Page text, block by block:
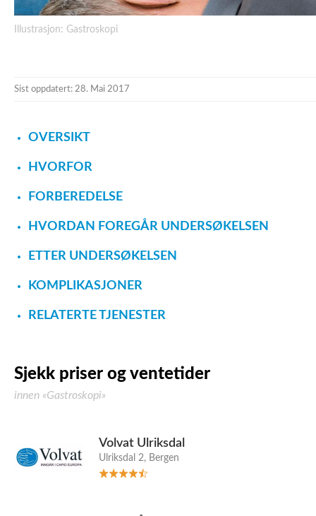
Illustrasjon: Gastroskopi
Sist oppdatert: 28. Mai 2017
OVERSIKT
HVORFOR
FORBEREDELSE
HVORDAN FOREGÅR UNDERSØKELSEN
ETTER UNDERSØKELSEN
KOMPLIKASJONER
RELATERTE TJENESTER
Sjekk priser og ventetider
innen «Gastroskopi»
Volvat Ulriksdal
Ulriksdal 2, Bergen